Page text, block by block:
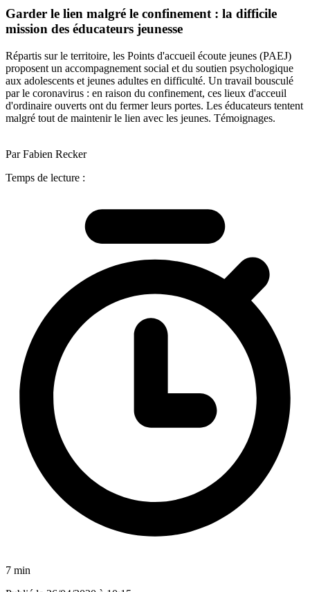
Garder le lien malgré le confinement : la difficile
mission des éducateurs jeunesse
Répartis sur le territoire, les Points d'accueil écoute jeunes (PAEJ)
proposent un accompagnement social et du soutien psychologique
aux adolescents et jeunes adultes en difficulté. Un travail bousculé
par le coronavirus : en raison du confinement, ces lieux d'acceuil
d'ordinaire ouverts ont du fermer leurs portes. Les éducateurs tentent
malgré tout de maintenir le lien avec les jeunes. Témoignages.
Par Fabien Recker
Temps de lecture :
7 min